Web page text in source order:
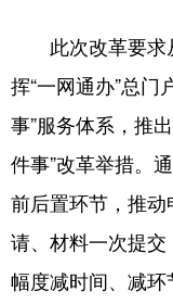
此次改革要求
挥“一网通办”总门
事”服务体系，推
件事”改革举措。
前后置环节，推
请、材料一次提
幅度减时间、减